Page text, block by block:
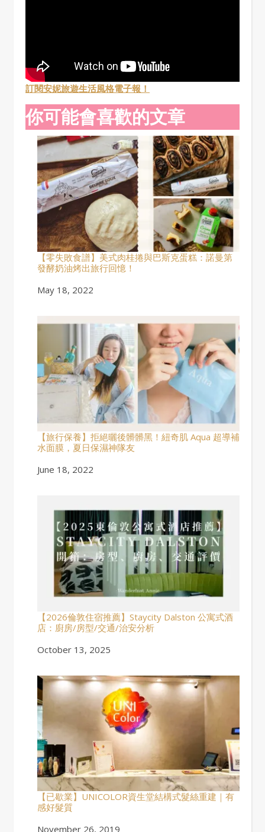
訂閱安妮旅遊生活風格電子報！
你可能會喜歡的文章
【零失敗食譜】美式肉桂捲與巴斯克蛋糕：諾曼第
發酵奶油烤出旅行回憶！
Date
May 18, 2022
【旅行保養】拒絕曬後髒髒黑！紐奇肌 Aqua 超導補
水面膜，夏日保濕神隊友
Date
June 18, 2022
【2026倫敦住宿推薦】Staycity Dalston 公寓式酒
店：廚房/房型/交通/治安分析
Date
October 13, 2025
【已歇業】UNICOLOR資生堂結構式髮絲重建｜有
感好髮質
Date
November 26, 2019